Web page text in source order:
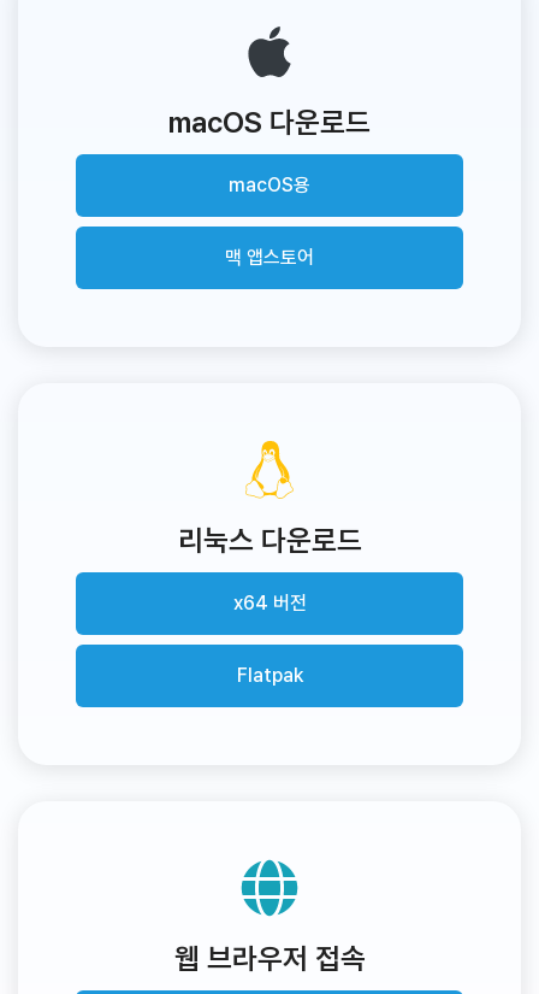
macOS 다운로드
macOS용
맥 앱스토어
리눅스 다운로드
x64 버전
Flatpak
웹 브라우저 접속